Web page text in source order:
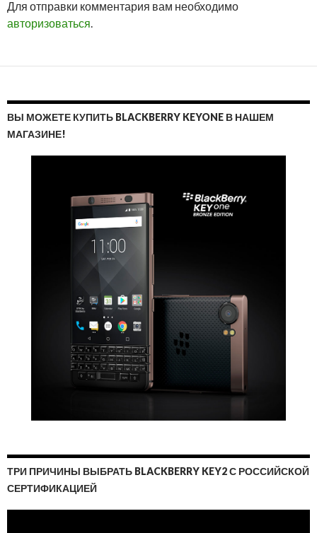
Для отправки комментария вам необходимо
авторизоваться.
ВЫ МОЖЕТЕ КУПИТЬ BLACKBERRY KEYONE В НАШЕМ
МАГАЗИНЕ!
ТРИ ПРИЧИНЫ ВЫБРАТЬ BLACKBERRY KEY2 С РОССИЙСКОЙ
СЕРТИФИКАЦИЕЙ